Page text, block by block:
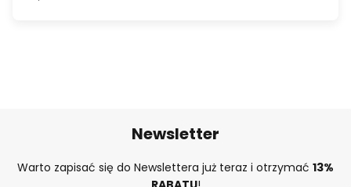
Newsletter
Warto zapisać się do Newslettera już teraz i otrzymać 13%